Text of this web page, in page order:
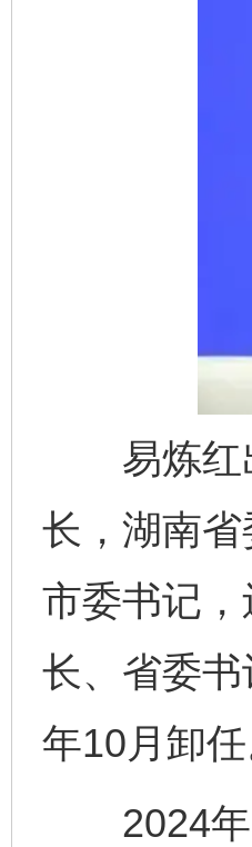
易炼红出
长，湖南
市委书记
长、省委
年10月卸任
2024年